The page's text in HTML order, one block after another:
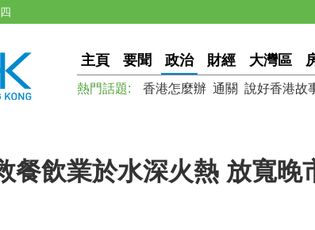
主頁 要聞 政治 財經 大灣區
熱門話題: 香港怎麼辦 通關 說好香港故
餐飲業於水深火熱 放寬晚